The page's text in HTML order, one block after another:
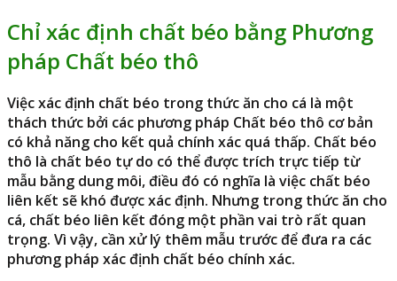
Chỉ xác định chất béo bằng Phương
pháp Chất béo thô
Việc xác định chất béo trong thức ăn cho cá là một
thách thức bởi các phương pháp Chất béo thô cơ bản
có khả năng cho kết quả chính xác quá thấp. Chất béo
thô là chất béo tự do có thể được trích trực tiếp từ
mẫu bằng dung môi, điều đó có nghĩa là việc chất béo
liên kết sẽ khó được xác định. Nhưng trong thức ăn cho
cá, chất béo liên kết đóng một phần vai trò rất quan
trọng. Vì vậy, cần xử lý thêm mẫu trước để đưa ra các
phương pháp xác định chất béo chính xác.